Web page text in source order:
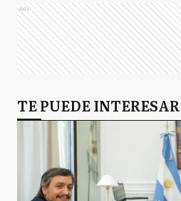
Ads
TE PUEDE INTERESAR